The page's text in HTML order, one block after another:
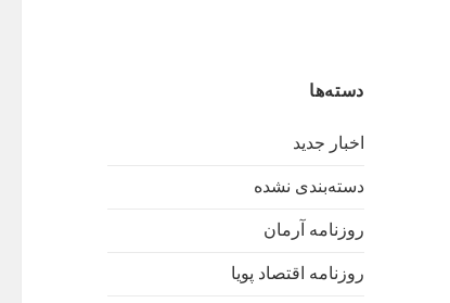
دسته‌ها
اخبار جدید
دسته‌بندی نشده
روزنامه آرمان
روزنامه اقتصاد پویا